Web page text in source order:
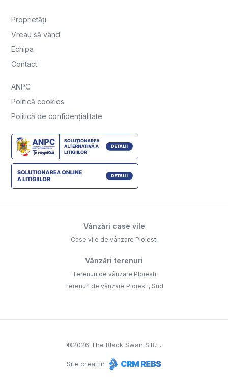
Proprietăți
Vreau să vând
Echipa
Contact
ANPC
Politică cookies
Politică de confidențialitate
Vânzări case vile
Case vile de vânzare Ploiesti
Vânzări terenuri
Terenuri de vânzare Ploiesti
Terenuri de vânzare Ploiesti, Sud
©2026 The Black Swan S.R.L.
Site creat în